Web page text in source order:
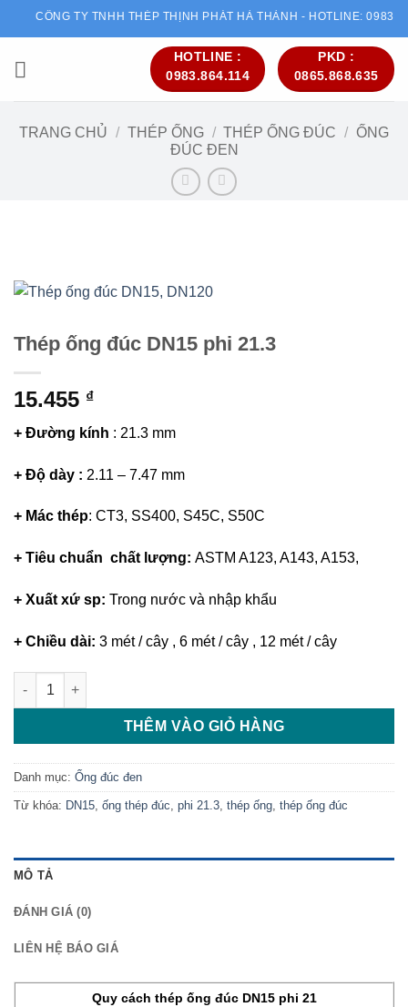
dung
CÔNG TY TNHH THÉP THỊNH PHÁT HÀ THÀNH - HOTLINE:
HOTLINE :
0983.864.114
PKD :
0865.868.635
TRANG CHỦ / THÉP ỐNG / THÉP ỐNG ĐÚC / ỐNG
ĐÚC ĐEN
Thép ống đúc DN15 phi 21.3
15.455 ₫
+ Đường kính : 21.3 mm
+ Độ dày : 2.11 – 7.47 mm
+ Mác thép: CT3, SS400, S45C, S50C
+ Tiêu chuẩn chất lượng: ASTM A123, A143, A153,
+ Xuất xứ sp: Trong nước và nhập khẩu
+ Chiều dài: 3 mét / cây , 6 mét / cây , 12 mét / cây
Thép ống đúc DN15 phi 21.3 số lượng
THÊM VÀO GIỎ HÀNG
Danh mục: Ống đúc đen
Từ khóa: DN15 ống thép đúc phi 21.3 thép ống thép ống đúc
MÔ TẢ
ĐÁNH GIÁ (0)
LIÊN HỆ BÁO GIÁ
Quy cách thép ống đúc DN15 phi 21